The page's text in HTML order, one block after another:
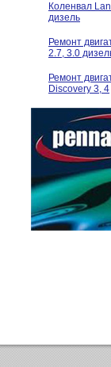
Коленвал
дизель
Ремонт
2.7, 3.0
Ремонт
Discovery 3, 4